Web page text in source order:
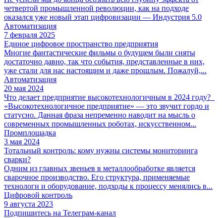
четвертой промышленной революции, как на подходе
оказался уже новый этап цифровизации — Индустрия 5.0
Автоматизация
7 февраля 2025
Единое цифровое пространство предприятия
Многие фантастические фильмы о будущем были сняты
достаточно давно, так что события, представленные в них,
уже стали для нас настоящим и даже прошлым. Пожалуй,...
Автоматизация
20 мая 2024
Что делает предприятие высокотехнологичным в 2024 году?
«Высокотехнологичное предприятие» — это звучит гордо и
статусно. Данная фраза непременно наводит на мысль о
современных промышленных роботах, искусственном...
Промплощадка
3 мая 2024
Тотальный контроль: кому нужны системы мониторинга
сварки?
Одним из главных звеньев в металлообработке является
сварочное производство. Его структура, применяемые
технологи и оборудование, подходы к процессу менялись в...
Цифровой контроль
9 августа 2023
Подпишитесь на Телеграм-канал